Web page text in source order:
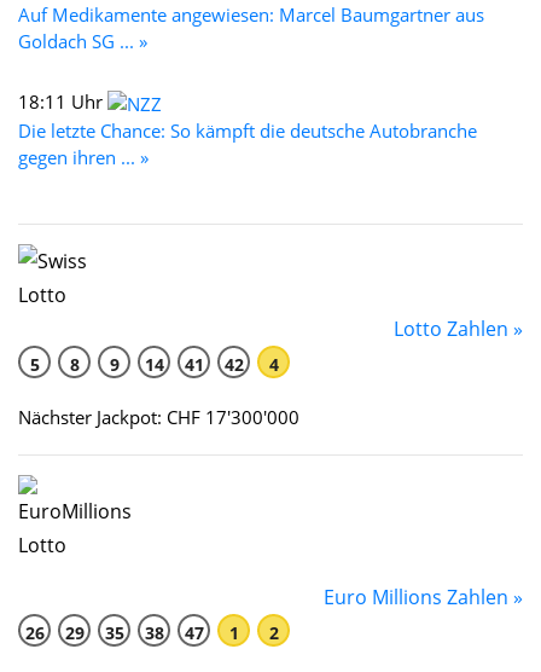
Auf Medikamente angewiesen: Marcel Baumgartner aus
Goldach SG ... »
18:11 Uhr
Die letzte Chance: So kämpft die deutsche Autobranche
gegen ihren ... »
Lotto Zahlen »
5 8 9 14 41 42 4
Nächster Jackpot: CHF 17'300'000
Euro Millions Zahlen »
26 29 35 38 47 1 2